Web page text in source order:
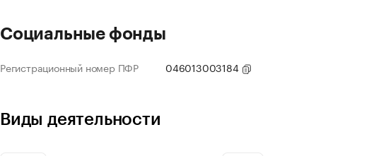
Социальные фонды
Регистрационный номер ПФР 046013003184
Виды деятельности